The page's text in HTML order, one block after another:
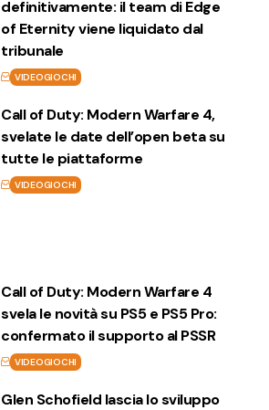
definitivamente: il team di Edge
of Eternity viene liquidato dal
tribunale
VIDEOGIOCHI
Call of Duty: Modern Warfare 4,
svelate le date dell’open beta su
tutte le piattaforme
VIDEOGIOCHI
Call of Duty: Modern Warfare 4
svela le novità su PS5 e PS5 Pro:
confermato il supporto al PSSR
VIDEOGIOCHI
Glen Schofield lascia lo sviluppo